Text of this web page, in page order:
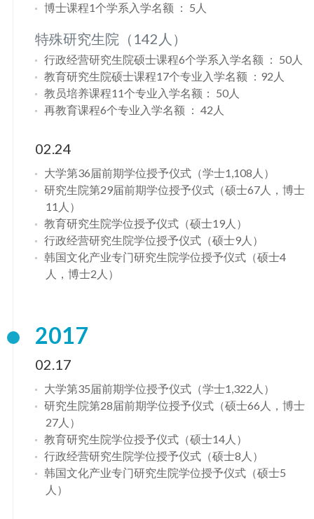
博士课程1个学系入学名额 ： 5人
特殊研究生院（142人）
行政经营研究生院硕士课程6个学系入学名额 ： 50人
教育研究生院硕士课程17个专业入学名额 ：92人
教员培养课程11个专业入学名额： 50人
再教育课程6个专业入学名额 ： 42人
02.24
大学第36届前期学位授予仪式（学士1,108人）
研究生院第29届前期学位授予仪式（硕士67人，博士
11人）
教育研究生院学位授予仪式（硕士19人）
行政经营研究生院学位授予仪式（硕士9人）
韩国文化产业专门研究生院学位授予仪式（硕士4
人，博士2人）
2017
02.17
大学第35届前期学位授予仪式（学士1,322人）
研究生院第28届前期学位授予仪式（硕士66人，博士
27人）
教育研究生院学位授予仪式（硕士14人）
行政经营研究生院学位授予仪式（硕士8人）
韩国文化产业专门研究生院学位授予仪式（硕士5
人）